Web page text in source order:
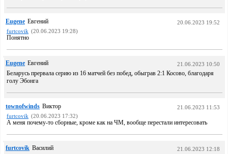
Eugene Евгений
20.06.2023 19:52
furtcovik (20.06.2023 19:28)
Понятно
Eugene Евгений 21.06.2023 10:50
Беларусь прервала серию из 16 матчей без побед, обыграв 2:1 Косово, благодаря
голу Эбонга
townofwinds Виктор
21.06.2023 11:53
furtcovik (20.06.2023 17:32)
А меня почему-то сборные, кроме как на ЧМ, вообще перестали интересовать
furtcovik Василий
21.06.2023 12:18